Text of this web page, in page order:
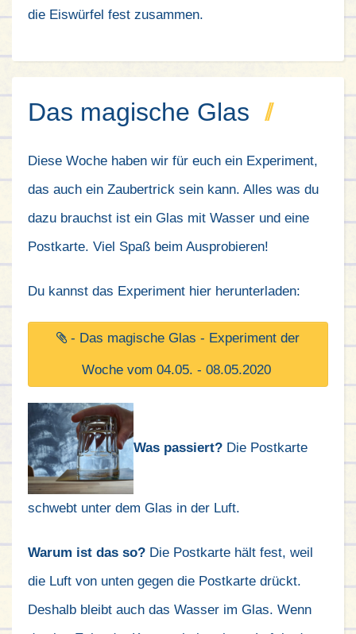
die Eiswürfel fest zusammen.
Das magische Glas
Diese Woche haben wir für euch ein Experiment,
das auch ein Zaubertrick sein kann. Alles was du
dazu brauchst ist ein Glas mit Wasser und eine
Postkarte. Viel Spaß beim Ausprobieren!
Du kannst das Experiment hier herunterladen:
- Das magische Glas - Experiment der
Woche vom 04.05. - 08.05.2020
Was passiert? Die Postkarte
schwebt unter dem Glas in der Luft.
Warum ist das so? Die Postkarte hält fest, weil
die Luft von unten gegen die Postkarte drückt.
Deshalb bleibt auch das Wasser im Glas. Wenn